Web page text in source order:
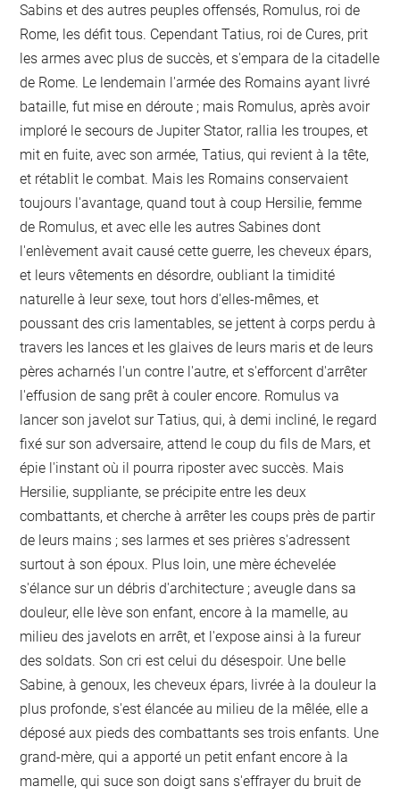
Sabins et des autres peuples offensés, Romulus, roi de
Rome, les défit tous. Cependant Tatius, roi de Cures, prit
les armes avec plus de succès, et s'empara de la citadelle
de Rome. Le lendemain l'armée des Romains ayant livré
bataille, fut mise en déroute ; mais Romulus, après avoir
imploré le secours de Jupiter Stator, rallia les troupes, et
mit en fuite, avec son armée, Tatius, qui revient à la tête,
et rétablit le combat. Mais les Romains conservaient
toujours l'avantage, quand tout à coup Hersilie, femme
de Romulus, et avec elle les autres Sabines dont
l'enlèvement avait causé cette guerre, les cheveux épars,
et leurs vêtements en désordre, oubliant la timidité
naturelle à leur sexe, tout hors d'elles-mêmes, et
poussant des cris lamentables, se jettent à corps perdu à
travers les lances et les glaives de leurs maris et de leurs
pères acharnés l'un contre l'autre, et s'efforcent d'arrêter
l'effusion de sang prêt à couler encore. Romulus va
lancer son javelot sur Tatius, qui, à demi incliné, le regard
fixé sur son adversaire, attend le coup du fils de Mars, et
épie l'instant où il pourra riposter avec succès. Mais
Hersilie, suppliante, se précipite entre les deux
combattants, et cherche à arrêter les coups près de partir
de leurs mains ; ses larmes et ses prières s'adressent
surtout à son époux. Plus loin, une mère échevelée
s'élance sur un débris d'architecture ; aveugle dans sa
douleur, elle lève son enfant, encore à la mamelle, au
milieu des javelots en arrêt, et l'expose ainsi à la fureur
des soldats. Son cri est celui du désespoir. Une belle
Sabine, à genoux, les cheveux épars, livrée à la douleur la
plus profonde, s'est élancée au milieu de la mêlée, elle a
déposé aux pieds des combattants ses trois enfants. Une
grand-mère, qui a apporté un petit enfant encore à la
mamelle, qui suce son doigt sans s'effrayer du bruit de